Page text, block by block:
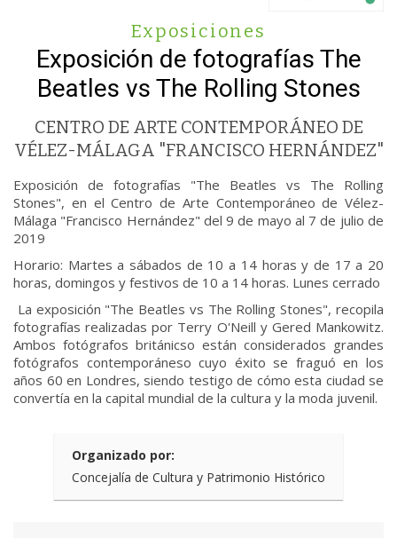
Exposiciones
Exposición de fotografías The
Beatles vs The Rolling Stones
CENTRO DE ARTE CONTEMPORÁNEO DE
VÉLEZ-MÁLAGA "FRANCISCO HERNÁNDEZ"
Exposición de fotografías "The Beatles vs The Rolling
Stones", en el Centro de Arte Contemporáneo de Vélez-
Málaga "Francisco Hernández" del 9 de mayo al 7 de julio de
2019
Horario: Martes a sábados de 10 a 14 horas y de 17 a 20
horas, domingos y festivos de 10 a 14 horas. Lunes cerrado
La exposición "The Beatles vs The Rolling Stones", recopila
fotografías realizadas por Terry O'Neill y Gered Mankowitz.
Ambos fotógrafos británicso están considerados grandes
fotógrafos contemporáneso cuyo éxito se fraguó en los
años 60 en Londres, siendo testigo de cómo esta ciudad se
convertía en la capital mundial de la cultura y la moda juvenil.
Organizado por:
Concejalía de Cultura y Patrimonio Histórico